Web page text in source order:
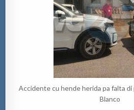
Accidente cu hende herida pa falta di
Blanco